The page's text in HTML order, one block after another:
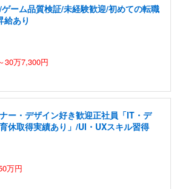
ーム品質検証/未経験歓迎/初めての転職
給あり
30万7,300円
ー・デザイン好き歓迎正社員「IT・デ
休取得実績あり」/UI・UXスキル習得
万円